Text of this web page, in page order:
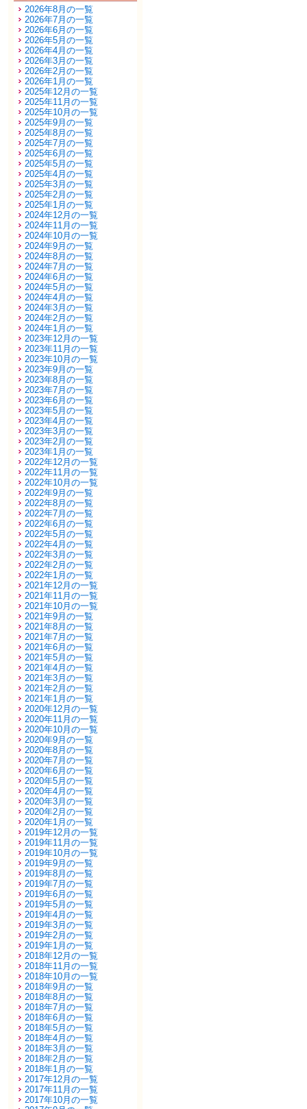
2026年8月の一覧
2026年7月の一覧
2026年6月の一覧
2026年5月の一覧
2026年4月の一覧
2026年3月の一覧
2026年2月の一覧
2026年1月の一覧
2025年12月の一覧
2025年11月の一覧
2025年10月の一覧
2025年9月の一覧
2025年8月の一覧
2025年7月の一覧
2025年6月の一覧
2025年5月の一覧
2025年4月の一覧
2025年3月の一覧
2025年2月の一覧
2025年1月の一覧
2024年12月の一覧
2024年11月の一覧
2024年10月の一覧
2024年9月の一覧
2024年8月の一覧
2024年7月の一覧
2024年6月の一覧
2024年5月の一覧
2024年4月の一覧
2024年3月の一覧
2024年2月の一覧
2024年1月の一覧
2023年12月の一覧
2023年11月の一覧
2023年10月の一覧
2023年9月の一覧
2023年8月の一覧
2023年7月の一覧
2023年6月の一覧
2023年5月の一覧
2023年4月の一覧
2023年3月の一覧
2023年2月の一覧
2023年1月の一覧
2022年12月の一覧
2022年11月の一覧
2022年10月の一覧
2022年9月の一覧
2022年8月の一覧
2022年7月の一覧
2022年6月の一覧
2022年5月の一覧
2022年4月の一覧
2022年3月の一覧
2022年2月の一覧
2022年1月の一覧
2021年12月の一覧
2021年11月の一覧
2021年10月の一覧
2021年9月の一覧
2021年8月の一覧
2021年7月の一覧
2021年6月の一覧
2021年5月の一覧
2021年4月の一覧
2021年3月の一覧
2021年2月の一覧
2021年1月の一覧
2020年12月の一覧
2020年11月の一覧
2020年10月の一覧
2020年9月の一覧
2020年8月の一覧
2020年7月の一覧
2020年6月の一覧
2020年5月の一覧
2020年4月の一覧
2020年3月の一覧
2020年2月の一覧
2020年1月の一覧
2019年12月の一覧
2019年11月の一覧
2019年10月の一覧
2019年9月の一覧
2019年8月の一覧
2019年7月の一覧
2019年6月の一覧
2019年5月の一覧
2019年4月の一覧
2019年3月の一覧
2019年2月の一覧
2019年1月の一覧
2018年12月の一覧
2018年11月の一覧
2018年10月の一覧
2018年9月の一覧
2018年8月の一覧
2018年7月の一覧
2018年6月の一覧
2018年5月の一覧
2018年4月の一覧
2018年3月の一覧
2018年2月の一覧
2018年1月の一覧
2017年12月の一覧
2017年11月の一覧
2017年10月の一覧